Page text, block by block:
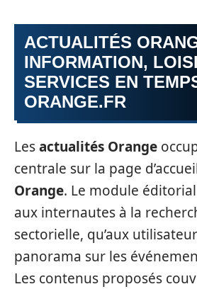
ACTUALITÉS
INFORMATION,
SERVICES EN
ORANGE.FR
Lesactualités Orange
centrale sur la page
Orange. Le module éditorial
aux internautes à la
sectorielle, qu’aux
panorama sur les
Les contenus proposés